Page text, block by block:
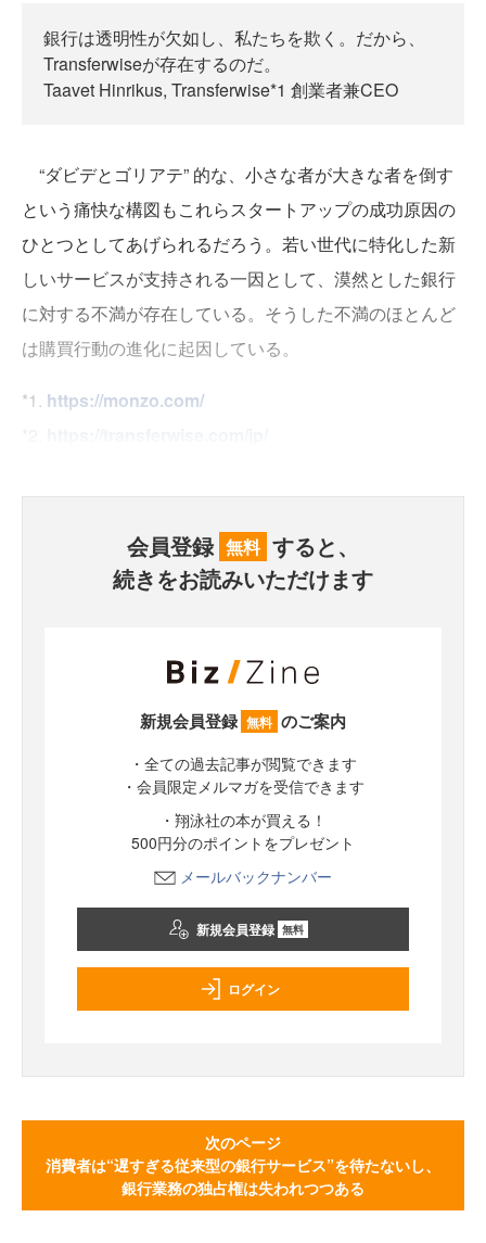
銀行は透明性が欠如し、私たちを欺く。だから、
Transferwiseが存在するのだ。
Taavet Hinrikus, Transferwise*1 創業者兼CEO
“ダビデとゴリアテ” 的な、小さな者が大きな者を倒す
という痛快な構図もこれらスタートアップの成功原因の
ひとつとしてあげられるだろう。若い世代に特化した新
しいサービスが支持される一因として、漠然とした銀行
に対する不満が存在している。そうした不満のほとんど
は購買行動の進化に起因している。
*1. https://monzo.com/
会員登録 無料 すると、
続きをお読みいただけます
新規会員登録 無料 のご案内
・全ての過去記事が閲覧できます
・会員限定メルマガを受信できます
・翔泳社の本が買える！
500円分のポイントをプレゼント
メールバックナンバー
新規会員登録 無料
ログイン
次のページ
消費者は“遅すぎる従来型の銀行サービス”を待たないし、
銀行業務の独占権は失われつつある